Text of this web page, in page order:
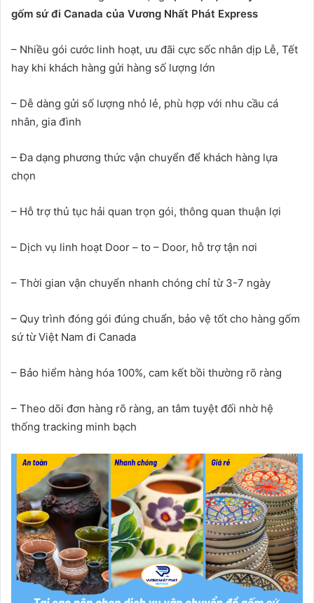
gốm sứ đi Canada của Vương Nhất Phát Express
– Nhiều gói cước linh hoạt, ưu đãi cực sốc nhân dịp Lễ, Tết
hay khi khách hàng gửi hàng số lượng lớn
– Dễ dàng gửi số lượng nhỏ lẻ, phù hợp với nhu cầu cá
nhân, gia đình
– Đa dạng phương thức vận chuyển để khách hàng lựa
chọn
– Hỗ trợ thủ tục hải quan trọn gói, thông quan thuận lợi
– Dịch vụ linh hoạt Door – to – Door, hỗ trợ tận nơi
– Thời gian vận chuyển nhanh chóng chỉ từ 3-7 ngày
– Quy trình đóng gói đúng chuẩn, bảo vệ tốt cho hàng gốm
sứ từ Việt Nam đi Canada
– Bảo hiểm hàng hóa 100%, cam kết bồi thường rõ ràng
– Theo dõi đơn hàng rõ ràng, an tâm tuyệt đối nhờ hệ
thống tracking minh bạch